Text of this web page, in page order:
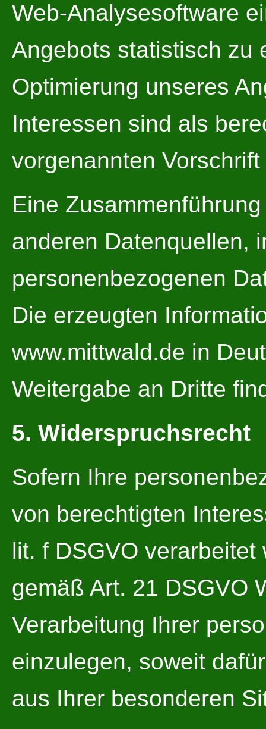
Web-Analysesoftware
Angebots statistisch zu
Optimierung unseres
Interessen sind als
vorgenannten
Eine
anderen Datenquellen,
personenbezogenen
Die erzeugten
www.mittwald.de in
Weitergabe an Dritte
5. Widerspruchsrecht
Sofern Ihre
von berechtigten
lit. f DSGVO
gemäß Art. 21 DSGVO
Verarbeitung Ihrer
einzulegen, soweit
aus Ihrer besonderen